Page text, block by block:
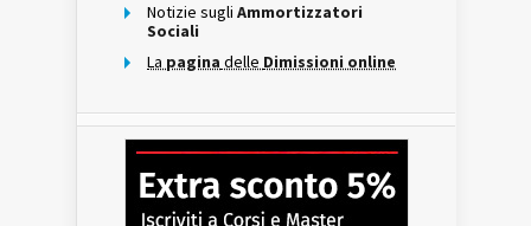
Notizie sugli Ammortizzatori
Sociali
La pagina delle Dimissioni online